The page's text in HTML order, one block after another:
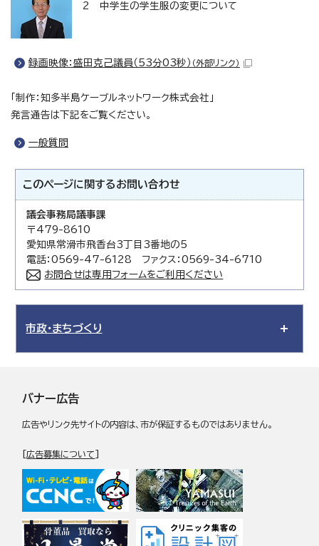
2 中学生の学生服の変更について
録画映像：盛田克己議員（53分03秒） （外部リンク）
「制作：知多半島ケーブルネットワーク株式会社」
発言通告は下記をご覧ください。
一般質問
このページに関する お問い合わせ
議会事務局議事課
〒479-8610
愛知県常滑市飛香台3丁目3番地の5
電話：0569-47-6128 ファクス：0569-34-6710
お問合せは専用フォームをご利用ください
市政・まちづくり
バナー広告
広告やリンク先サイトの内容は、市が保証するものではありません。
[広告募集について